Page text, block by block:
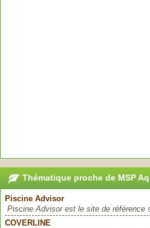
Thématique proche de MSP
Piscine Advisor
Piscine Advisor est le site de référence
COVERLINE